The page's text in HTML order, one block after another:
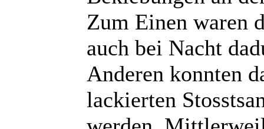
Zum Einen waren
auch bei Nacht
Anderen konnten
lackierten